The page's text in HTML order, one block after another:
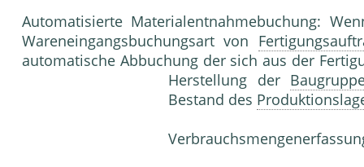
Automatisierte Materialentnahmebuchung:
Wareneingangsbuchungsart von
automatische Abbuchung der sich aus der
Herstellung der
Bestand des